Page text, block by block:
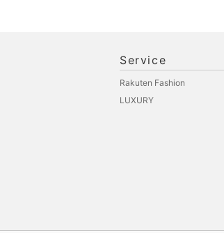
Service
Rakuten Fashion
LUXURY